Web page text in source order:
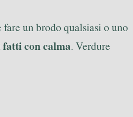
un brodo qualsiasi o uno
fatti con calma. Verdure